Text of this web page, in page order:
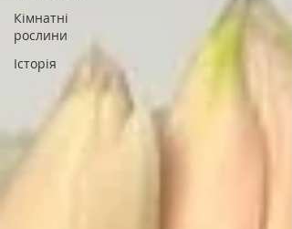
Кімнатні
рослини
Історія